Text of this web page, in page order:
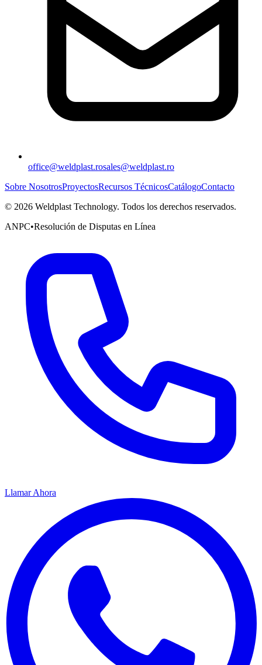
office@weldplast.rosales@weldplast.ro
Sobre NosotrosProyectosRecursos TécnicosCatálogoContacto
© 2026 Weldplast Technology. Todos los derechos reservados.
ANPC•Resolución de Disputas en Línea
Llamar Ahora